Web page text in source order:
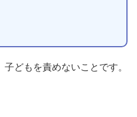
どもを責めないことです。